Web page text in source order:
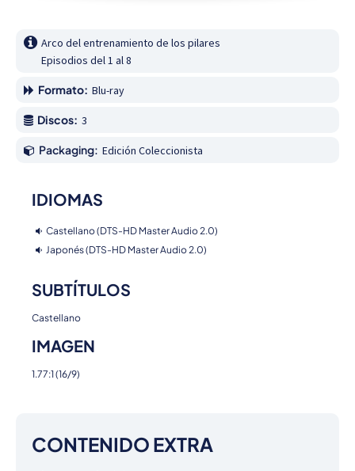
Arco del entrenamiento de los pilares
Episodios del 1 al 8
Formato: Blu-ray
Discos: 3
Packaging: Edición Coleccionista
IDIOMAS
Castellano (DTS-HD Master Audio 2.0)
Japonés (DTS-HD Master Audio 2.0)
SUBTÍTULOS
Castellano
IMAGEN
1.77:1 (16/9)
CONTENIDO EXTRA